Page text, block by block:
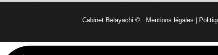
Cabinet Belayachi © Mentions légales